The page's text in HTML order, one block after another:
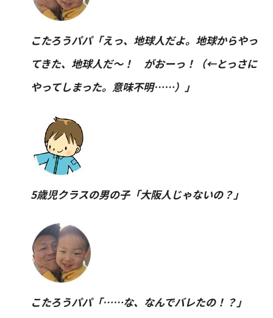
こたろうパパ「えっ、地球人だよ。地球からやっ
てきた、地球人だ〜！ がおーっ！（←とっさに
やってしまった。意味不明……）」
5歳児クラスの男の子「大阪人じゃないの？」
こたろうパパ「……な、なんでバレたの！？」